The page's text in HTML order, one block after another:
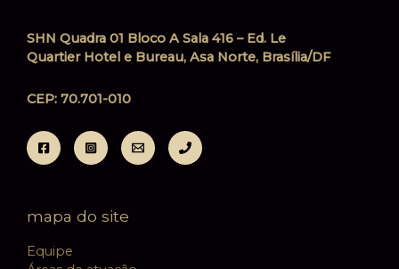
SHN Quadra 01 Bloco A Sala 416 – Ed. Le
Quartier Hotel e Bureau, Asa Norte, Brasília/DF
CEP: 70.701-010
mapa do site
Equipe